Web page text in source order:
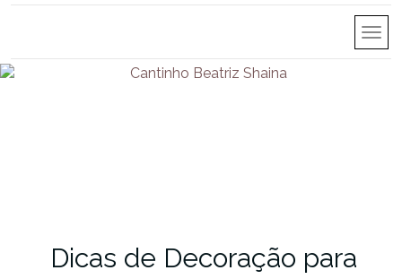
Dicas de Decoração para